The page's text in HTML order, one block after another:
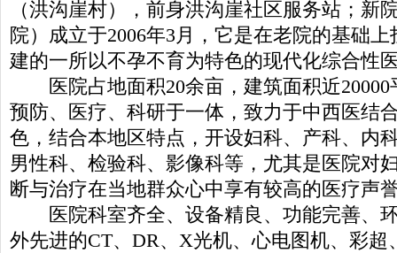
（洪沟崖村），前身洪沟崖社区服务站；新
院）成立于2006年3月，它是在老院的基础上
建的一所以不孕不育为特色的现代化综合性
医院占地面积20余亩，建筑面积近20000
预防、医疗、科研于一体，致力于中西医结
色，结合本地区特点，开设妇科、产科、内
男性科、检验科、影像科等，尤其是医院对
断与治疗在当地群众心中享有较高的医疗声
医院科室齐全、设备精良、功能完善、
外先进的CT、DR、X光机、心电图机、彩超